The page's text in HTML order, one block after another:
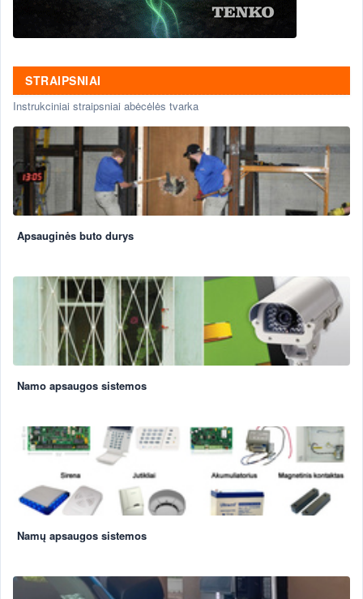
STRAIPSNIAI
Instrukciniai straipsniai abėcėlės tvarka
Apsauginės buto durys
Namo apsaugos sistemos
Namų apsaugos sistemos